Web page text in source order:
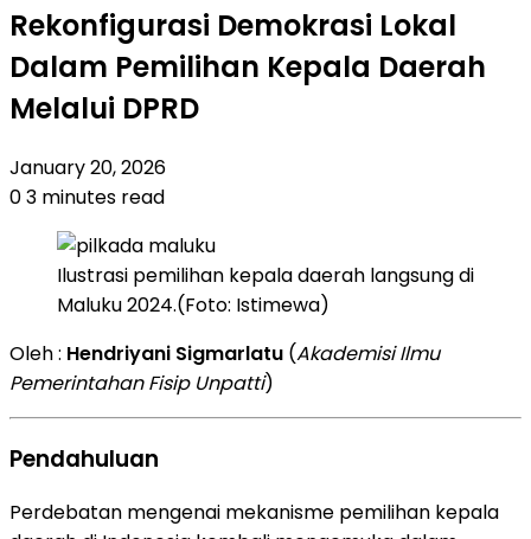
Rekonfigurasi Demokrasi Lokal
Dalam Pemilihan Kepala Daerah
Melalui DPRD
January 20, 2026
03 minutes read
Ilustrasi pemilihan kepala daerah langsung di
Maluku 2024.(Foto: Istimewa)
Oleh : Hendriyani Sigmarlatu (Akademisi Ilmu
Pemerintahan Fisip Unpatti)
Pendahuluan
Perdebatan mengenai mekanisme pemilihan kepala